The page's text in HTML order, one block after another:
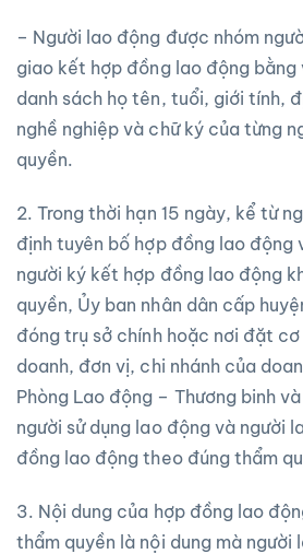
– Người lao động được nhóm
giao kết hợp đồng lao động bằng
danh sách họ tên, tuổi, giới tính,
nghề nghiệp và chữ ký của từng
quyền.
2. Trong thời hạn 15 ngày, kể từ
định tuyên bố hợp đồng lao động
người ký kết hợp đồng lao động
quyền, Ủy ban nhân dân cấp
đóng trụ sở chính hoặc nơi đặt
doanh, đơn vị, chi nhánh của
Phòng Lao động – Thương binh
người sử dụng lao động và người
đồng lao động theo đúng thẩm
3. Nội dung của hợp đồng lao
thẩm quyền là nội dung mà người